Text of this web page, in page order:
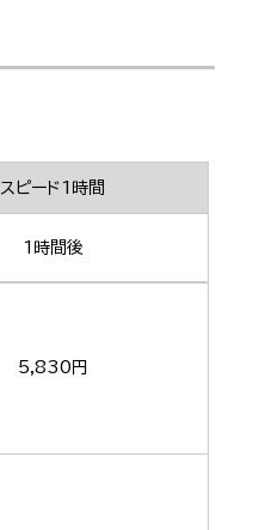
スピード1時間
1時間後
5,830円